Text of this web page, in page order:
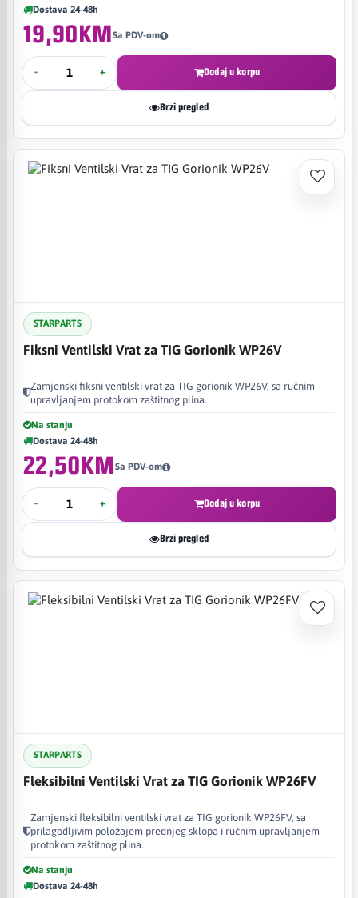
Dostava 24-48h
19,90KMSa PDV-om
- + Dodaj u korpu
Brzi pregled
STARPARTS
Fiksni Ventilski Vrat za TIG Gorionik WP26V
Zamjenski fiksni ventilski vrat za TIG gorionik WP26V, sa ručnim
upravljanjem protokom zaštitnog plina.
Na stanju
Dostava 24-48h
22,50KMSa PDV-om
- + Dodaj u korpu
Brzi pregled
STARPARTS
Fleksibilni Ventilski Vrat za TIG Gorionik WP26FV
Zamjenski fleksibilni ventilski vrat za TIG gorionik WP26FV, sa
prilagodljivim položajem prednjeg sklopa i ručnim upravljanjem
protokom zaštitnog plina.
Na stanju
Dostava 24-48h